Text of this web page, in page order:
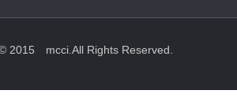
2015 mcci.All Rights Reserved.